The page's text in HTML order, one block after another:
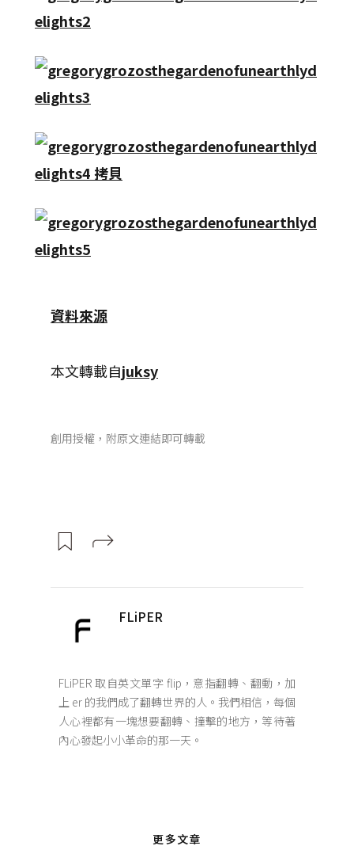
資料來源
本文轉載自juksy
創用授權，附原文連結即可轉載
FLiPER
FLiPER 取自英文單字 flip，意指翻轉、翻動，加
上 er 的我們成了翻轉世界的人。我們相信，每個
人心裡都有一塊想要翻轉、撞擊的地方，等待著
內心發起小小革命的那一天。
更多文章